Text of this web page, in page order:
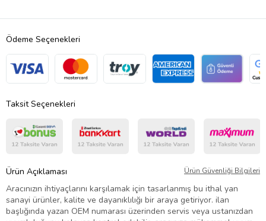
Ödeme Seçenekleri
Taksit Seçenekleri
Ürün Açıklaması Ürün Güvenliği Bilgileri
Aracınızın ihtiyaçlarını karşılamak için tasarlanmış bu ithal yan
sanayi ürünler, kalite ve dayanıklılığı bir araya getiriyor. ilan
başlığında yazan OEM numarası üzerinden servis veya ustanızdan